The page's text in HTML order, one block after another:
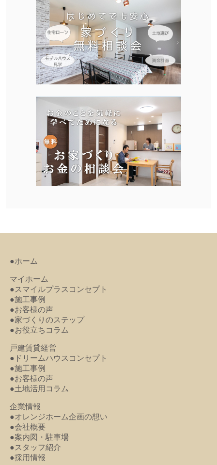
●ホーム
マイホーム
●スマイルプラスコンセプト
●施工事例
●お客様の声
●家づくりのステップ
●お役立ちコラム
戸建賃貸経営
●ドリームハウスコンセプト
●施工事例
●お客様の声
●土地活用コラム
企業情報
●オレンジホーム企画の想い
●会社概要
●案内図・駐車場
●スタッフ紹介
●採用情報